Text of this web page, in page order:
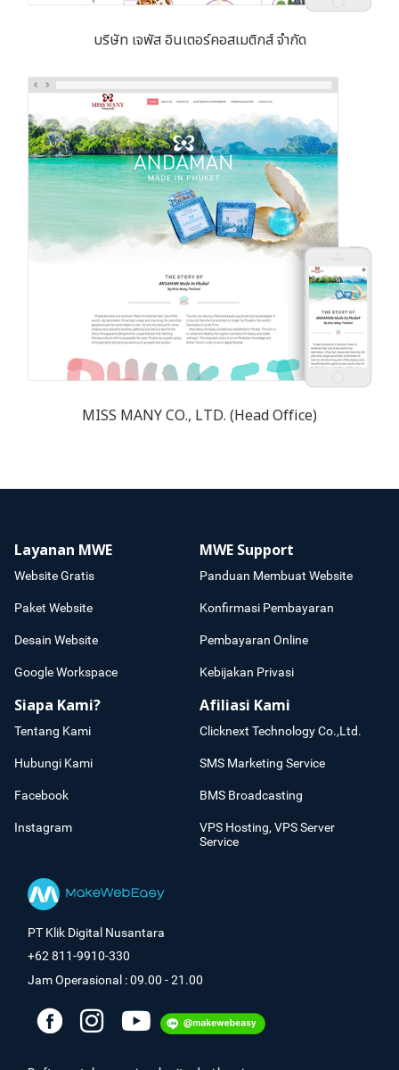
บริษัท เจพัส อินเตอร์คอสเมติกส์ จำกัด
MISS MANY CO., LTD. (Head Office)
Layanan MWE
Website Gratis
Paket Website
Desain Website
Google Workspace
MWE Support
Panduan Membuat Website
Konfirmasi Pembayaran
Pembayaran Online
Kebijakan Privasi
Siapa Kami?
Tentang Kami
Hubungi Kami
Facebook
Instagram
Afiliasi Kami
Clicknext Technology Co.,Ltd.
SMS Marketing Service
BMS Broadcasting
VPS Hosting, VPS Server
Service
PT Klik Digital Nusantara
+62 811-9910-330
Jam Operasional : 09.00 - 21.00